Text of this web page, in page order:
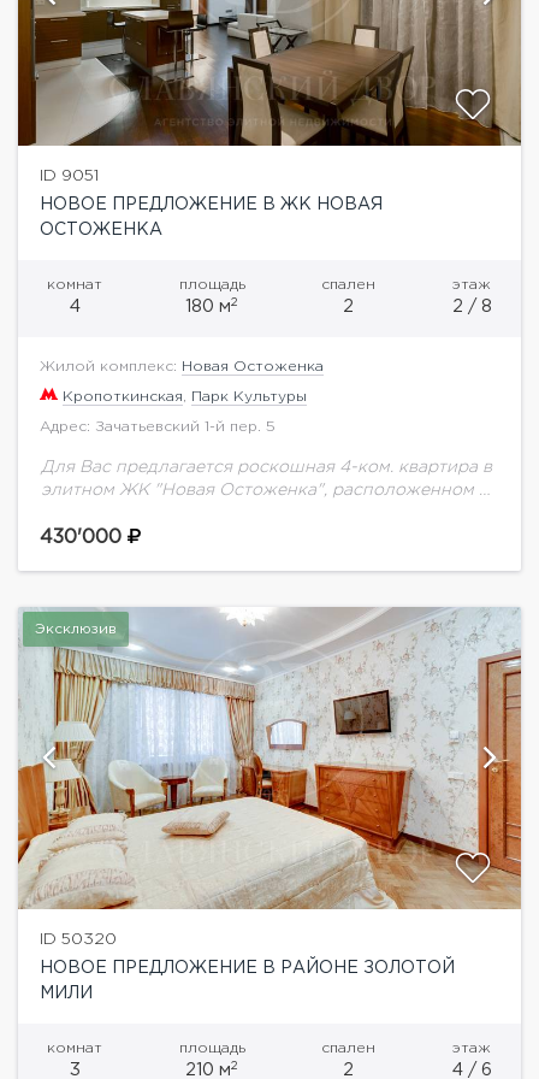
ID 9051
НОВОЕ ПРЕДЛОЖЕНИЕ В ЖК НОВАЯ
ОСТОЖЕНКА
комнат
4
площадь
180 м2
спален
2
этаж
2 / 8
Жилой комплекс: Новая Остоженка
Кропоткинская Парк Культуры
Адрес: Зачатьевский 1-й пер. 5
Для Вас предлагается роскошная 4-ком. квартира в
элитном ЖК "Новая Остоженка", расположенном в
"Золотая Миля". В квартире сделан качественный
430'000
Эксклюзив
ID 50320
НОВОЕ ПРЕДЛОЖЕНИЕ В РАЙОНЕ ЗОЛОТОЙ
МИЛИ
комнат
3
площадь
210 м2
спален
2
этаж
4 / 6